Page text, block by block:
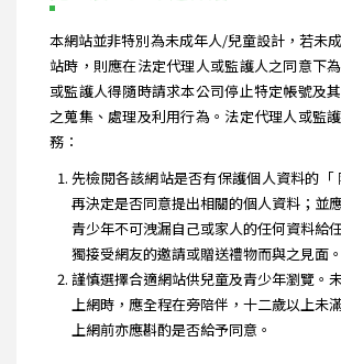
本網站並非特別為未成年人/兒童設計，若未
站時，則應在法定代理人或監護人之同意下
或監護人得隨時請求本公司停止特定帳號及
之蒐集、處理及利用行為。法定代理人或監
務：
先檢閱各該網站是否有保護個人資料的「
再決定是否同意提出相關的個人資料；並
青少年不可洩漏自己或家人的任何資料給
獨接受網友的邀請或贈送禮物而與之見面。
謹慎選擇合適網站供兒童及青少年瀏覽。
上網時，應全程在旁陪伴，十二歲以上未
上網前亦應斟酌是否給予同意。